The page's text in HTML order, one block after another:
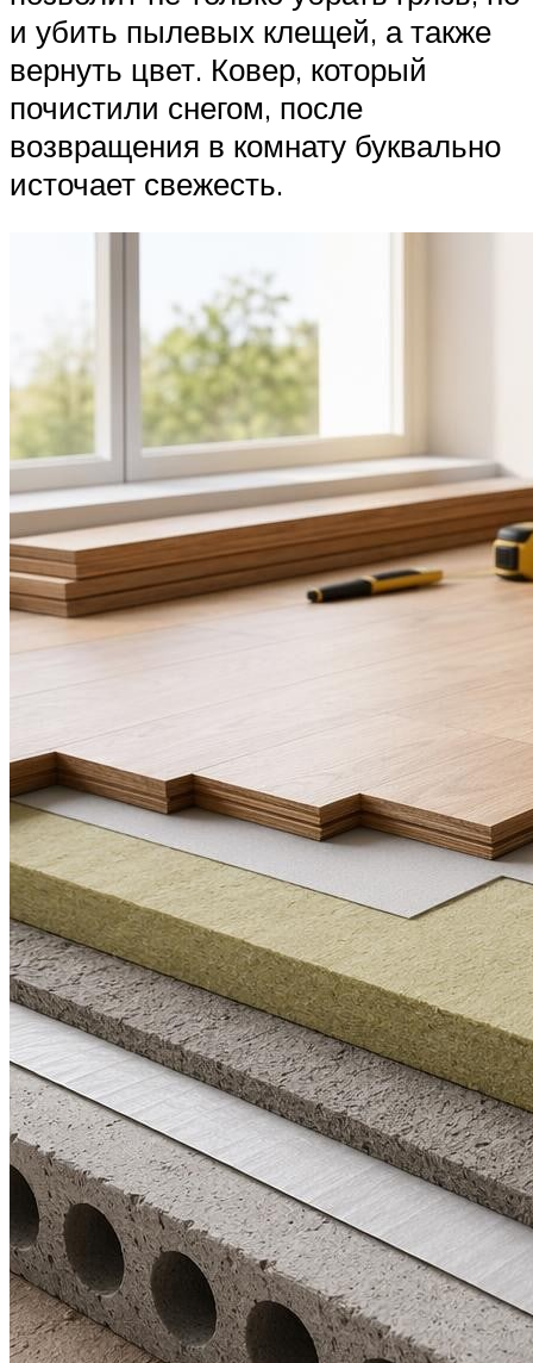
и убить пылевых клещей, а также
вернуть цвет. Ковер, который
почистили снегом, после
возвращения в комнату буквально
источает свежесть.